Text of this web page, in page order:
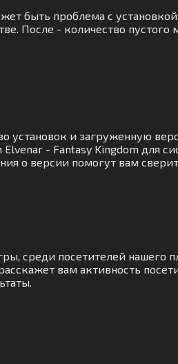
быть проблема с
После - количество пустого
установок и загруженную
- Fantasy Kingdom для
о версии помогут вам
среди посетителей нашего
вам активность